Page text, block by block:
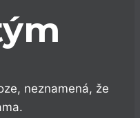
neznamená, že